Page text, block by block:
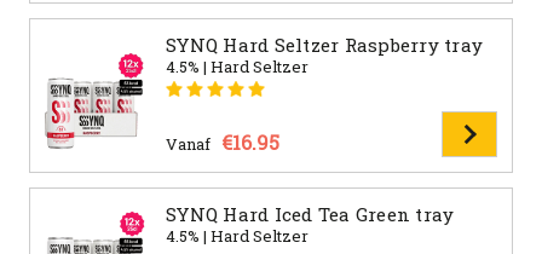
SYNQ Hard Seltzer Raspberry tray
4.5% | Hard Seltzer
Vanaf €16.95
SYNQ Hard Iced Tea Green tray
4.5% | Hard Seltzer